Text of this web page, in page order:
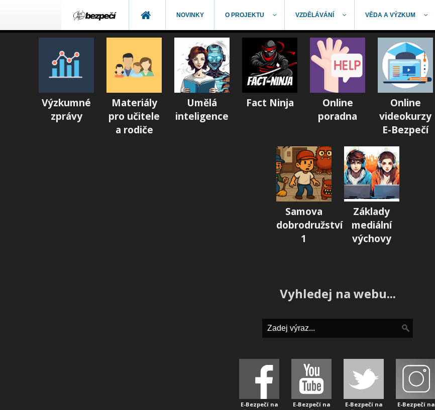
NOVINKY O PROJEKTU VZDĚLÁVÁNÍ VĚDA A VÝZKUM
Výzkumné
zprávy
Materiály
pro učitele
a rodiče
Umělá
inteligence
Fact Ninja
Online
poradna
Online
videokurzy
E-Bezpečí
Samova
dobrodružství
1
Základy
mediální
výchovy
Vyhledej na webu...
E-Bezpečí na
E-Bezpečí na
E-Bezpečí na
E-Bezpečí na